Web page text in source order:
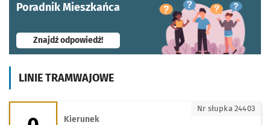
Poradnik Mieszkańca
Znajdź odpowiedź!- otworzy się w nowej karcie
LINIE TRAMWAJOWE
0 - kierunek Zoo
Kierunek
Nr słupka 24403